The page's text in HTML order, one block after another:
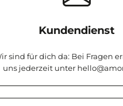
Kundendienst
sind für dich da: Bei Fragen
uns jederzeit unter